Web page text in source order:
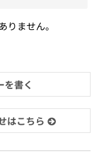
ません。
を書く
はこちら